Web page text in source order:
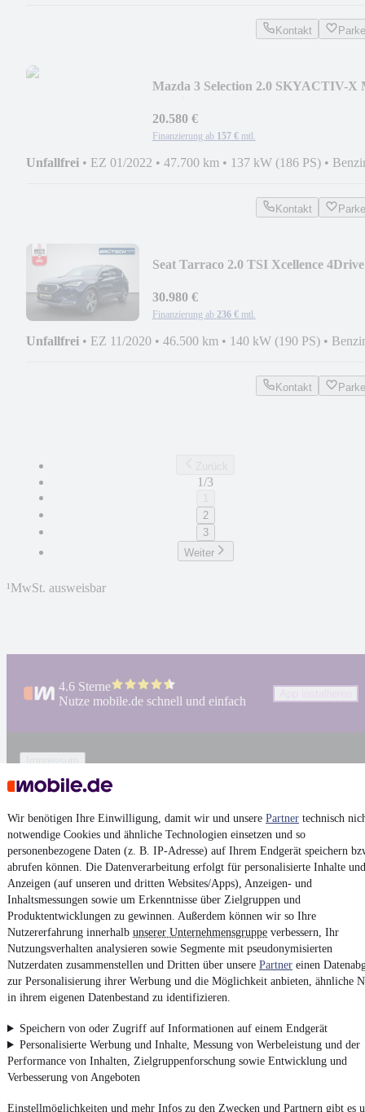
Wir benötigen Ihre Einwilligung, damit wir und unsere Partner technisch
notwendige Cookies und ähnliche Technologien einsetzen und so
personenbezogene Daten (z. B. IP-Adresse) auf Ihrem Endgerät speichern
abrufen können. Die Datenverarbeitung erfolgt für personalisierte Inhalte und
Anzeigen (auf unseren und dritten Websites/Apps), Anzeigen- und
Inhaltsmessungen sowie um Erkenntnisse über Zielgruppen und
Produktentwicklungen zu gewinnen. Außerdem können wir so Ihre
Nutzererfahrung innerhalb unserer Unternehmensgruppe verbessern, Ihr
Nutzungsverhalten analysieren sowie Segmente mit pseudonymisierten
Nutzerdaten zusammenstellen und Dritten über unsere Partner einen
zur Personalisierung ihrer Werbung und die Möglichkeit anbieten, ähnliche
in ihrem eigenen Datenbestand zu identifizieren.
Speichern von oder Zugriff auf Informationen auf einem Endgerät
Personalisierte Werbung und Inhalte, Messung von Werbeleistung und der
Performance von Inhalten, Zielgruppenforschung sowie Entwicklung und
Verbesserung von Angeboten
Einstellmöglichkeiten und mehr Infos zu den Zwecken und Partnern gibt es
Kontakt
Mazda 3 Selection 2.0 SKYACTIV-X
20.580 €
Finanzierung ab 157 € mtl.
Unfallfrei • EZ 01/2022 • 47.700 km • 137 kW (186 PS) •
Kontakt
Seat Tarraco 2.0 TSI Xcellence 4Drive
30.980 €
Finanzierung ab 236 € mtl.
Unfallfrei • EZ 11/2020 • 46.500 km • 140 kW (190 PS) •
Kontakt
1/3
2
3
Weiter
¹MwSt. ausweisbar
4.6 Sterne
Nutze mobile.de schnell und einfach
Impressum
AGB
Datenschutz
Datenschutzeinstellungen
Erklärung zur Barrierefreiheit
Report Security Vulnerability (English)
Powered by
Noch mehrneue Autosunterschiedlicher Marken, auch als